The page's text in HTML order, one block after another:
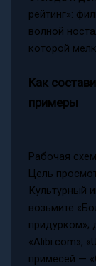
рейтинг»:
волной
которой
Как
примеры
Рабочая
Цель
Культурный
возьмите
придурком»;
«Alibi.com»,
примесей —